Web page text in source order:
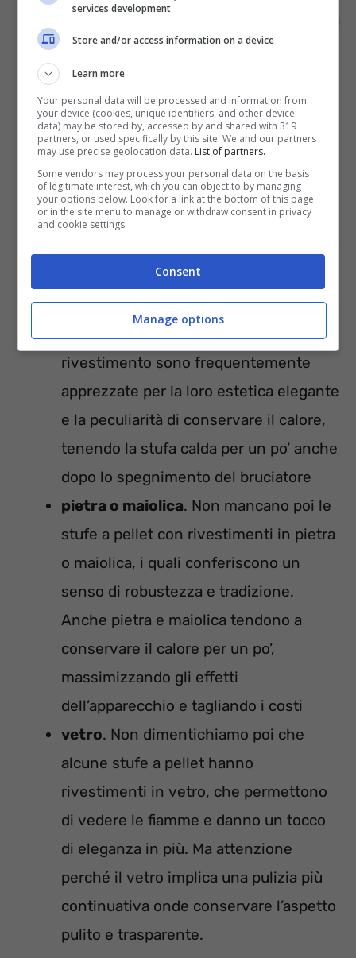
acciaio verniciato o smaltato
. Si tratta
di un materiale che presenta una
superficie durevole e resistente alla
corrosione e al passare del tempo
legno.L’aspetto di queste stufe sarà
molto tradizionale e potrà abbinarsi con
stanze dal look non moderno.
Attenzione però, in quanto è utile
calore e protetto da vernici o
trattamenti appropriati
ceramica.Le stufe a pellet con questo
rivestimento sono frequentemente
apprezzate per la loro estetica elegante
e la peculiarità di conservare il calore,
tenendo la stufa calda per un po’ anche
dopo lo spegnimento del bruciatore
pietra o maiolica. Non mancano poi le
stufe a pellet con rivestimenti in pietra
o maiolica, i quali conferiscono un
senso di robustezza e tradizione.
Anche pietra e maiolica tendono a
conservare il calore per un po’,
massimizzando gli effetti
dell’apparecchio e tagliando i costi
vetro. Non dimentichiamo poi che
alcune stufe a pellet hanno
rivestimenti in vetro, che permettono
di vedere le fiamme e danno un tocco
di eleganza in più. Ma attenzione
perché il vetro implica una pulizia più
continuativa onde conservare l’aspetto
pulito e trasparente.
services development
Store and/or access information on a device
Learn more
Your personal data will be processed and information from
your device (cookies, unique identifiers, and other device
data) may be stored by, accessed by and shared with 319
partners, or used specifically by this site. We and our partners
may use precise geolocation data. List of partners.
Some vendors may process your personal data on the basis
of legitimate interest, which you can object to by managing
your options below. Look for a link at the bottom of this page
or in the site menu to manage or withdraw consent in privacy
and cookie settings.
Consent
Manage options